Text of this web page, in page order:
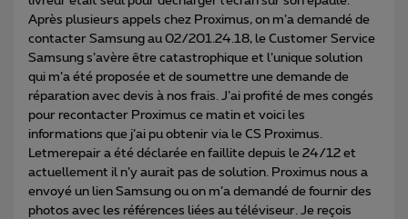
Après plusieurs appels chez Proximus, on m’a demandé de
contacter Samsung au 02/201.24.18, le Customer Service
Samsung s’avère être catastrophique et l’unique solution
qui m’a été proposée et de soumettre une demande de
réparation avec devis à nos frais. J’ai profité de mes congés
pour recontacter Proximus ce matin et voici les
informations que j’ai pu obtenir via le CS Proximus.
Letmerepair a été déclarée en faillite depuis le 24/12 et
actuellement il n’y aurait pas de solution. Proximus nous a
envoyé un lien Samsung ou on m’a demandé de fournir des
photos avec les références liées au téléviseur. Je reçois